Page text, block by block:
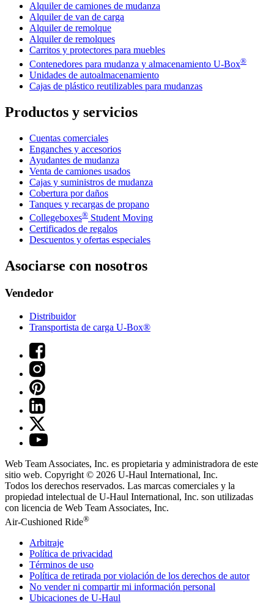
Alquiler de camiones de mudanza
Alquiler de van de carga
Alquiler de remolque
Alquiler de remolques
Carritos y protectores para muebles
Contenedores para mudanza y almacenamiento U-Box®
Unidades de autoalmacenamiento
Cajas de plástico reutilizables para mudanzas
Productos y servicios
Cuentas comerciales
Enganches y accesorios
Ayudantes de mudanza
Venta de camiones usados
Cajas y suministros de mudanza
Cobertura por daños
Tanques y recargas de propano
Collegeboxes® Student Moving
Certificados de regalos
Descuentos y ofertas especiales
Asociarse con nosotros
Vendedor
Distribuidor
Transportista de carga U-Box®
Web Team Associates, Inc. es propietaria y administradora de este
sitio web. Copyright © 2026 U-Haul International, Inc.
Todos los derechos reservados. Las marcas comerciales y la
propiedad intelectual de U-Haul International, Inc. son utilizadas
con licencia de Web Team Associates, Inc.
Air-Cushioned Ride®
Arbitraje
Política de privacidad
Términos de uso
Política de retirada por violación de los derechos de autor
No vender ni compartir mi información personal
Ubicaciones de U-Haul